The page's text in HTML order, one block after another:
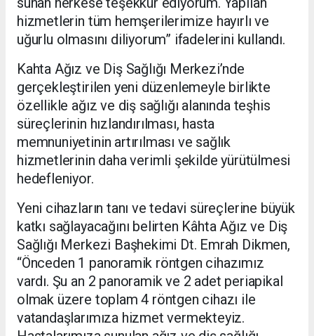
hizmetlerin tüm hemşerilerimize hayırlı ve
uğurlu olmasını diliyorum” ifadelerini kullandı.
Kahta Ağız ve Diş Sağlığı Merkezi’nde
gerçekleştirilen yeni düzenlemeyle birlikte
özellikle ağız ve diş sağlığı alanında teşhis
süreçlerinin hızlandırılması, hasta
memnuniyetinin artırılması ve sağlık
hizmetlerinin daha verimli şekilde yürütülmesi
hedefleniyor.
Yeni cihazların tanı ve tedavi süreçlerine büyük
katkı sağlayacağını belirten Kâhta Ağız ve Diş
Sağlığı Merkezi Başhekimi Dt. Emrah Dikmen,
“Önceden 1 panoramik röntgen cihazımız
vardı. Şu an 2 panoramik ve 2 adet periapikal
olmak üzere toplam 4 röntgen cihazı ile
vatandaşlarımıza hizmet vermekteyiz.